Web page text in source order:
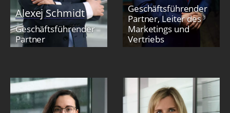
Alexej Schmidt
Geschäftsführender
Partner
Geschäftsführender
Partner, Leiter des
Marketings und
Vertriebs